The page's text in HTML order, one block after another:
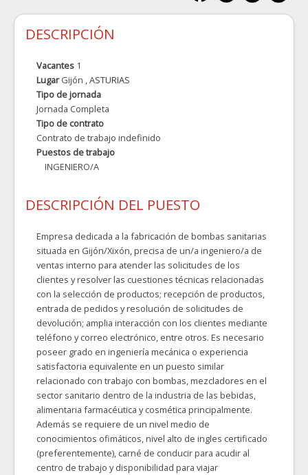
DESCRIPCIÓN
Vacantes 1
Lugar Gijón , ASTURIAS
Tipo de jornada
Jornada Completa
Tipo de contrato
Contrato de trabajo indefinido
Puestos de trabajo
INGENIERO/A
DESCRIPCIÓN DEL PUESTO
Empresa dedicada a la fabricación de bombas sanitarias
situada en Gijón/Xixón, precisa de un/a ingeniero/a de
ventas interno para atender las solicitudes de los
clientes y resolver las cuestiones técnicas relacionadas
con la selección de productos; recepción de productos,
entrada de pedidos y resolución de solicitudes de
devolución; amplia interacción con los clientes mediante
teléfono y correo electrónico, entre otros. Es necesario
poseer grado en ingeniería mecánica o experiencia
satisfactoria equivalente en un puesto similar
relacionado con trabajo con bombas, mezcladores en el
sector sanitario dentro de la industria de las bebidas,
alimentaria farmacéutica y cosmética principalmente.
Además se requiere de un nivel medio de
conocimientos ofimáticos, nivel alto de ingles certificado
(preferentemente), carné de conducir para acudir al
centro de trabajo y disponibilidad para viajar